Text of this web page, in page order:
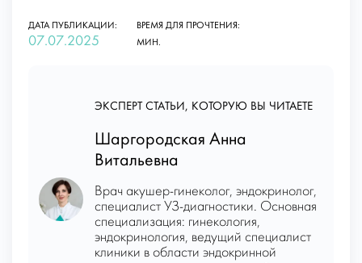
ДАТА ПУБЛИКАЦИИ:
07.07.2025
ВРЕМЯ ДЛЯ ПРОЧТЕНИЯ:
МИН.
ЭКСПЕРТ СТАТЬИ, КОТОРУЮ ВЫ ЧИТАЕТЕ
Шаргородская Анна
Витальевна
Врач акушер-гинеколог, эндокринолог,
специалист УЗ-диагностики. Основная
специализация: гинекология,
эндокринология, ведущий специалист
клиники в области эндокринной